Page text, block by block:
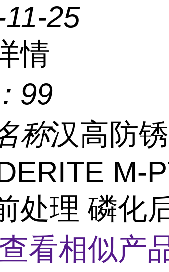
25
情
99
称汉高防
M-
处理 磷化
查看相似产